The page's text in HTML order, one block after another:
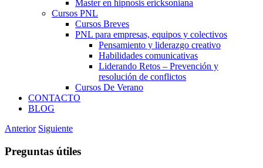
Master en hipnosis ericksoniana
Cursos PNL
Cursos Breves
PNL para empresas, equipos y colectivos
Pensamiento y liderazgo creativo
Habilidades comunicativas
Liderando Retos – Prevención y
resolución de conflictos
Cursos De Verano
CONTACTO
BLOG
Anterior Siguiente
Preguntas útiles